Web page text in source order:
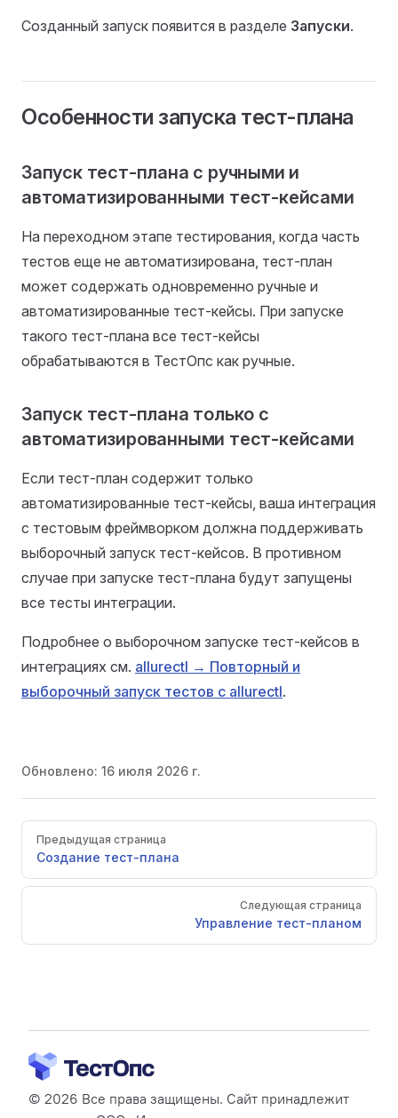
Созданный запуск появится в разделе Запуски.
Особенности запуска тест-плана
Запуск тест-плана с ручными и
автоматизированными тест-кейсами
На переходном этапе тестирования, когда часть
тестов еще не автоматизирована, тест-план
может содержать одновременно ручные и
автоматизированные тест-кейсы. При запуске
такого тест-плана все тест-кейсы
обрабатываются в ТестОпс как ручные.
Запуск тест-плана только с
автоматизированными тест-кейсами
Если тест-план содержит только
автоматизированные тест-кейсы, ваша интеграция
с тестовым фреймворком должна поддерживать
выборочный запуск тест-кейсов. В противном
случае при запуске тест-плана будут запущены
все тесты интеграции.
Подробнее о выборочном запуске тест-кейсов в
интеграциях см. allurectl → Повторный и
выборочный запуск тестов с allurectl.
Обновлено: 16 июля 2026 г.
Pager
Предыдущая страница
Создание тест-плана
Следующая страница
Управление тест-планом
© 2026 Все права защищены. Сайт принадлежит